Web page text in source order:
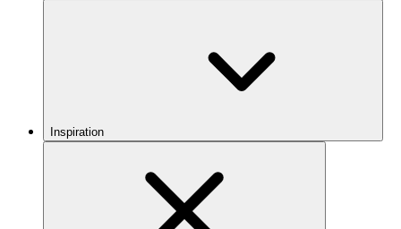
Inspiration